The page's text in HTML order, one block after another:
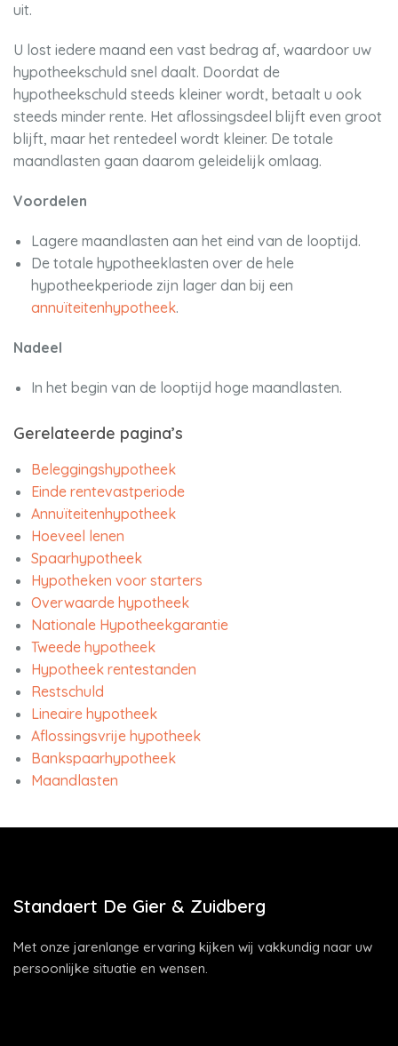
uit.
U lost iedere maand een vast bedrag af, waardoor uw
hypotheekschuld snel daalt. Doordat de
hypotheekschuld steeds kleiner wordt, betaalt u ook
steeds minder rente. Het aflossingsdeel blijft even groot
blijft, maar het rentedeel wordt kleiner. De totale
maandlasten gaan daarom geleidelijk omlaag.
Voordelen
Lagere maandlasten aan het eind van de looptijd.
De totale hypotheeklasten over de hele
hypotheekperiode zijn lager dan bij een
annuïteitenhypotheek.
Nadeel
In het begin van de looptijd hoge maandlasten.
Gerelateerde pagina’s
Beleggingshypotheek
Einde rentevastperiode
Annuïteitenhypotheek
Hoeveel lenen
Spaarhypotheek
Hypotheken voor starters
Overwaarde hypotheek
Nationale Hypotheekgarantie
Tweede hypotheek
Hypotheek rentestanden
Restschuld
Lineaire hypotheek
Aflossingsvrije hypotheek
Bankspaarhypotheek
Maandlasten
Standaert De Gier & Zuidberg
Met onze jarenlange ervaring kijken wij vakkundig naar uw
persoonlijke situatie en wensen.